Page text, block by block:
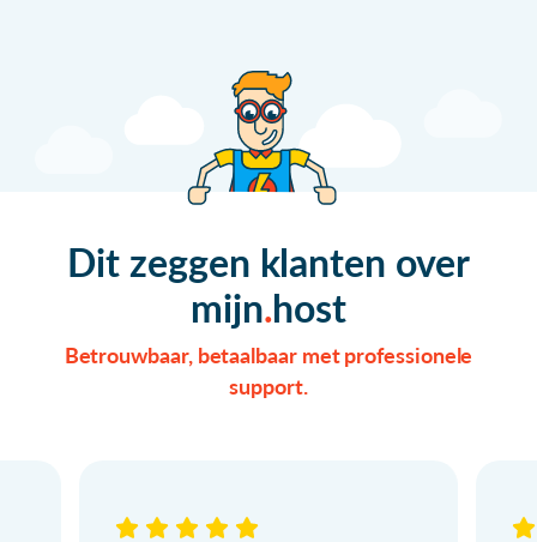
Dit zeggen klanten over
mijn host
Betrouwbaar, betaalbaar met professionele
support.